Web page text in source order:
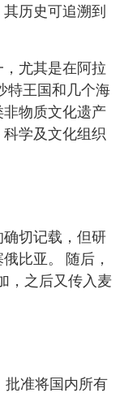
历史可追溯到
尤其是在阿拉
特王国和几个海
物质文化遗产
学及文化组织
切记载，但研
比亚。 随后，
，之后又传入麦
批准将国内所有